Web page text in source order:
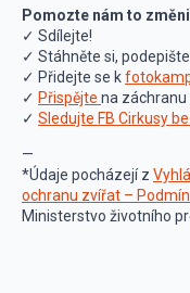
Pomozte nám to
✓ Sdílejte!
✓ Stáhněte si,
✓ Přidejte se k
✓ Přispějte na záchranu
✓ Sledujte FB Cirkusy
—
*Údaje pocházejí z
ochranu zvířat –
Ministerstvo životního